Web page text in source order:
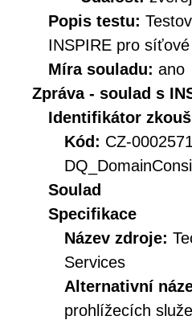
Popis testu:
INSPIRE pro síťové
Míra souladu: ano
Zpráva - soulad s
Identifikátor
Kód: CZ-
Soulad
Specifikace
Název zdroje:
Services
Alternativní
prohlížecích